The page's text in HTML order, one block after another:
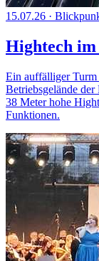
15.07.26 ·
Hightech
Ein auffälliger Turm
Betriebsgelände der
38 Meter hohe
Funktionen.